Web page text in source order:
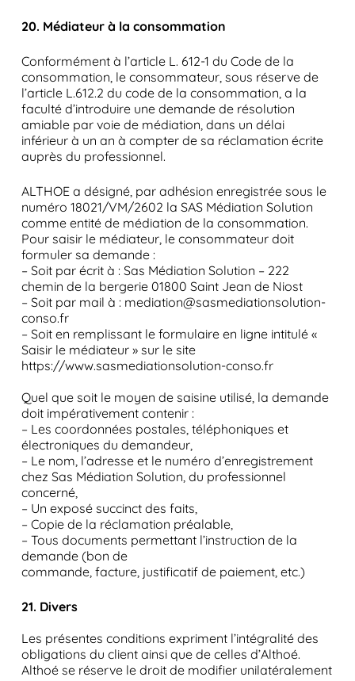
20. Médiateur à la consommation
Conformément à l’article L. 612-1 du Code de la
consommation, le consommateur, sous réserve de
l’article L.612.2 du code de la consommation, a la
faculté d’introduire une demande de résolution
amiable par voie de médiation, dans un délai
inférieur à un an à compter de sa réclamation écrite
auprès du professionnel.
ALTHOE a désigné, par adhésion enregistrée sous le
numéro 18021/VM/2602 la SAS Médiation Solution
comme entité de médiation de la consommation.
Pour saisir le médiateur, le consommateur doit
formuler sa demande :
– Soit par écrit à : Sas Médiation Solution – 222
chemin de la bergerie 01800 Saint Jean de Niost
– Soit par mail à : mediation@sasmediationsolution-
conso.fr
– Soit en remplissant le formulaire en ligne intitulé «
Saisir le médiateur » sur le site
https://www.sasmediationsolution-conso.fr
Quel que soit le moyen de saisine utilisé, la demande
doit impérativement contenir :
– Les coordonnées postales, téléphoniques et
électroniques du demandeur,
– Le nom, l’adresse et le numéro d’enregistrement
chez Sas Médiation Solution, du professionnel
concerné,
– Un exposé succinct des faits,
– Copie de la réclamation préalable,
– Tous documents permettant l’instruction de la
demande (bon de
commande, facture, justificatif de paiement, etc.)
21. Divers
Les présentes conditions expriment l’intégralité des
obligations du client ainsi que de celles d’Althoé.
Althoé se réserve le droit de modifier unilatéralement